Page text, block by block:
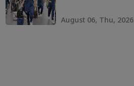
August 06, Thu, 2026